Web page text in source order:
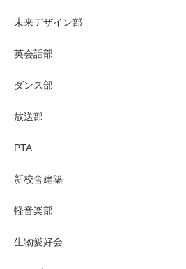
未来デザイン部
英会話部
ダンス部
放送部
PTA
新校舎建築
軽音楽部
生物愛好会